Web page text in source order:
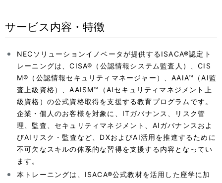
サービス内容・特徴
NECソリューションイノベータが提供するISACA®認定ト
レーニングは、CISA®（公認情報システム監査人）、CIS
M®（公認情報セキュリティマネージャー）、AAIA™（AI監
査上級資格）、AAISM™（AIセキュリティマネジメント上
級資格）の公式資格取得を支援する教育プログラムです。
企業・個人のお客様を対象に、ITガバナンス、リスク管
理、監査、セキュリティマネジメント、AIガバナンスおよ
びAIリスク・監査など、DXおよびAI活用を推進するために
不可欠なスキルの体系的な習得を支援する内容となってい
ます。
本トレーニングは、ISACA®公式教材を活用した座学に加